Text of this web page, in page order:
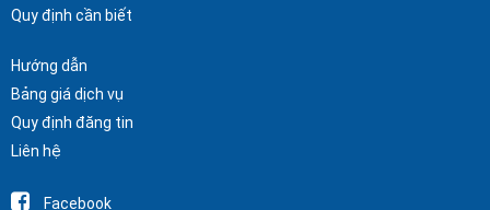
Quy định cần biết
Hướng dẫn
Bảng giá dịch vụ
Quy định đăng tin
Liên hệ
Facebook